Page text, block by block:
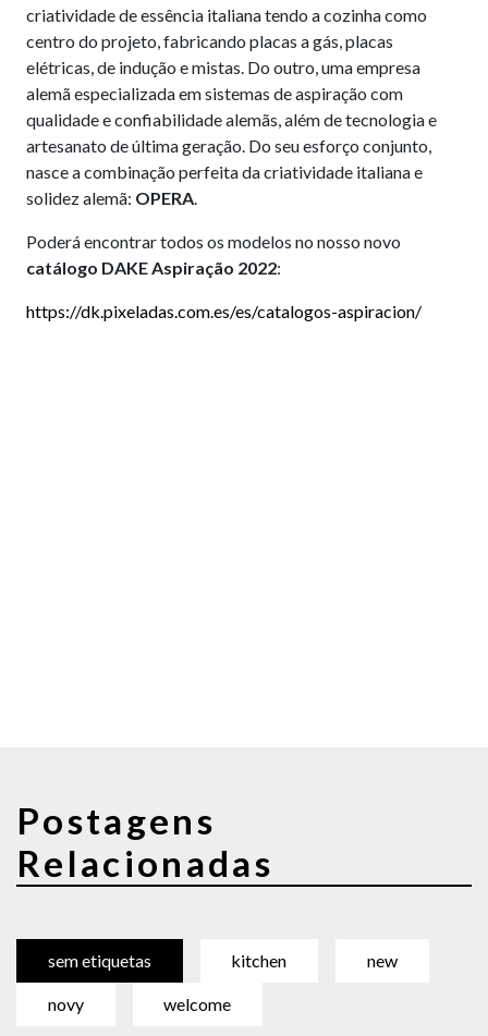
criatividade de essência italiana tendo a cozinha como
centro do projeto, fabricando placas a gás, placas
elétricas, de indução e mistas. Do outro, uma empresa
alemã especializada em sistemas de aspiração com
qualidade e confiabilidade alemãs, além de tecnologia e
artesanato de última geração. Do seu esforço conjunto,
nasce a combinação perfeita da criatividade italiana e
solidez alemã: OPERA.
Poderá encontrar todos os modelos no nosso novo
catálogo DAKE Aspiração 2022:
https://dk.pixeladas.com.es/es/catalogos-aspiracion/
Postagens
Relacionadas
sem etiquetas kitchen new
novy welcome